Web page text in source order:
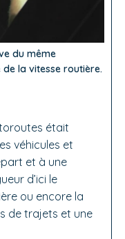
du même
la vitesse routière.
était
véhicules et
et à une
d’ici le
ou encore la
de trajets et une